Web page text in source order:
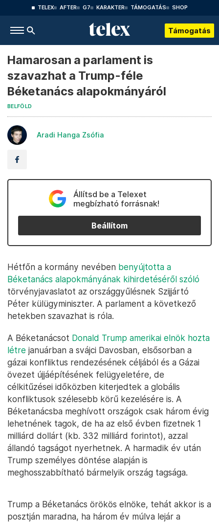
TELEX AFTER G7 KARAKTER TÁMOGATÁS SHOP
Támogatás
Hamarosan a parlament is
szavazhat a Trump-féle
Béketanács alapokmányáról
BELFÖLD
Aradi Hanga Zsófia
Állítsd be a Telexet
megbízható forrásnak!
Beállítom
Hétfőn a kormány nevében benyújtotta a
Béketanács alapokmányának kihirdetéséről szóló
törvényjavaslatot az országgyűlésnek Szijjártó
Péter külügyminiszter. A parlament a következő
hetekben szavazhat is róla.
A Béketanácsot Donald Trump amerikai elnök hozta
létre januárban a svájci Davosban, elsősorban a
gázai konfliktus rendezésének céljából és a Gázai
övezet újjáépítésének felügyeletére, de
célkitűzései időközben kiterjedtek a globális
konfliktusok szélesebb körű kezelésére is. A
Béketanácsba meghívott országok csak három évig
lehetnének tagok, de ha az első évben fizetnek 1
milliárd dollárt (kb. 332 milliárd forintot), azzal
állandó tagságot nyerhetnek. A harmadik év után
Trump személyes döntése alapján is
meghosszabbítható bármelyik ország tagsága.
Trump a Béketanács örökös elnöke, tehát akkor is a
posztján maradna, ha három év múlva lejár a